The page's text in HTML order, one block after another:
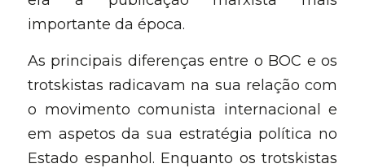
importante da época.
As principais diferenças entre o BOC e os
trotskistas radicavam na sua relação com
o movimento comunista internacional e
em aspetos da sua estratégia política no
Estado espanhol. Enquanto os trotskistas